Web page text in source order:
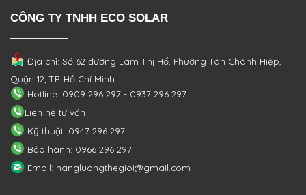
CÔNG TY TNHH ECO SOLAR
Địa chỉ: Số 62 đường Lâm Thị Hố, PhườngTân Chánh Hiệp,
Quận 12, TP. Hồ Chí Minh
Hotline: 0909 296 297 - 0937 296 297
Liên hệ tư vấn
Kỹ thuật: 0947 296 297
Bảo hành: 0966 296 297
Email: nangluongthegioi@gmail.com